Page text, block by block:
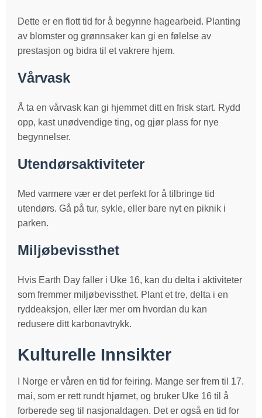
Dette er en flott tid for å begynne hagearbeid. Planting
av blomster og grønnsaker kan gi en følelse av
prestasjon og bidra til et vakrere hjem.
Vårvask
Å ta en vårvask kan gi hjemmet ditt en frisk start. Rydd
opp, kast unødvendige ting, og gjør plass for nye
begynnelser.
Utendørsaktiviteter
Med varmere vær er det perfekt for å tilbringe tid
utendørs. Gå på tur, sykle, eller bare nyt en piknik i
parken.
Miljøbevissthet
Hvis Earth Day faller i Uke 16, kan du delta i aktiviteter
som fremmer miljøbevissthet. Plant et tre, delta i en
ryddeaksjon, eller lær mer om hvordan du kan
redusere ditt karbonavtrykk.
Kulturelle Innsikter
I Norge er våren en tid for feiring. Mange ser frem til 17.
mai, som er rett rundt hjørnet, og bruker Uke 16 til å
forberede seg til nasjonaldagen. Det er også en tid for